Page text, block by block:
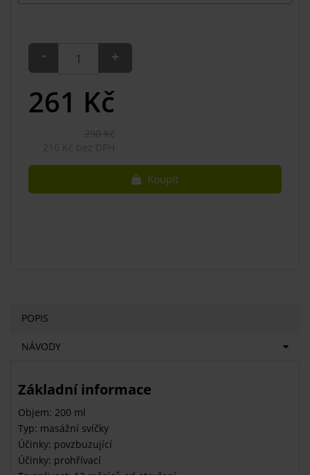
- +
261 Kč
Koupit
POPIS
NÁVODY
Základní informace
Objem: 200 ml
Typ: masážní svíčky
Účinky: povzbuzující
Účinky: prohřívací